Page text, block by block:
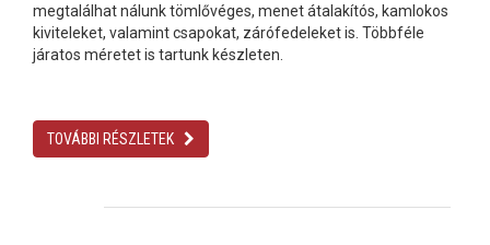
megtalálhat nálunk tömlővéges, menet átalakítós, kamlokos
kiviteleket, valamint csapokat, zárófedeleket is. Többféle
járatos méretet is tartunk készleten.
TOVÁBBI RÉSZLETEK